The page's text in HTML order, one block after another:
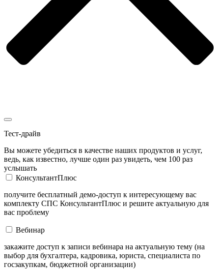
Тест-драйв
Вы можете убедиться в качестве наших продуктов и услуг,
ведь, как известно, лучше один раз увидеть, чем 100 раз
услышать
КонсультантПлюс
получите бесплатный демо-доступ к интересующему вас
комплекту СПС КонсультантПлюс и решите актуальную для
вас проблему
Вебинар
закажите доступ к записи вебинара на актуальную тему (на
выбор для бухгалтера, кадровика, юриста, специалиста по
госзакупкам, бюджетной организации)